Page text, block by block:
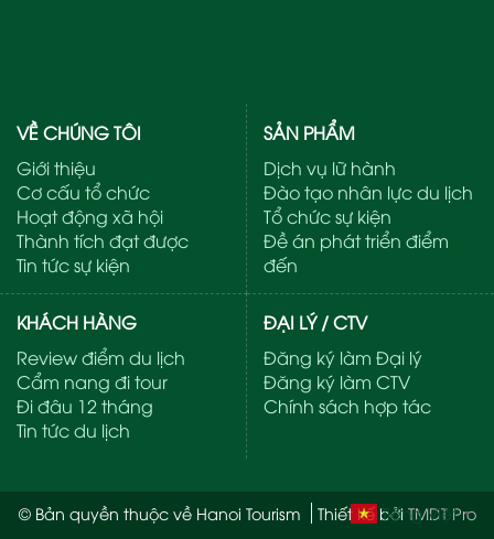
VỀ CHÚNG TÔI
Giới thiệu
Cơ cấu tổ chức
Hoạt động xã hội
Thành tích đạt được
Tin tức sự kiện
SẢN PHẨM
Dịch vụ lữ hành
Đào tạo nhân lực du lịch
Tổ chức sự kiện
Đề án phát triển điểm
đến
KHÁCH HÀNG
Review điểm du lịch
Cẩm nang đi tour
Đi đâu 12 tháng
Tin tức du lịch
ĐẠI LÝ / CTV
Đăng ký làm Đại lý
Đăng ký làm CTV
Chính sách hợp tác
© Bản quyền thuộc về Hanoi Tourism Thiết kế bởi TMDT Pro
Tiếng Việt ▼